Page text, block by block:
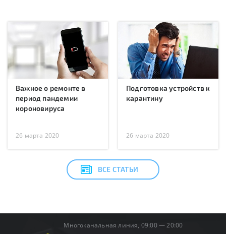
Важное о ремонте в
период пандемии
короновируса
26 марта 2020
Подготовка устройств к
карантину
26 марта 2020
ВСЕ СТАТЬИ
Многоканальная линия, 09:00 — 20:00